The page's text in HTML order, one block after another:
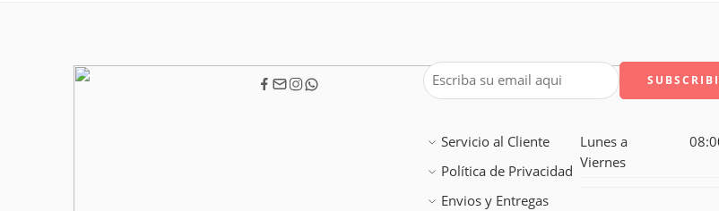
Servicio al Cliente
Política de Privacidad
Envios y Entregas
Lunes a
Viernes